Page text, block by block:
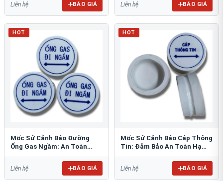
Liên hệ BÁO GIÁ Liên hệ BÁO GIÁ
HOT
Mốc Sứ Cảnh Báo Đường
Ống Gas Ngầm: An Toàn
Liên hệ BÁO GIÁ
HOT
Mốc Sứ Cảnh Báo Cáp Thông
Tin: Đảm Bảo An Toàn Hạ
Liên hệ BÁO GIÁ